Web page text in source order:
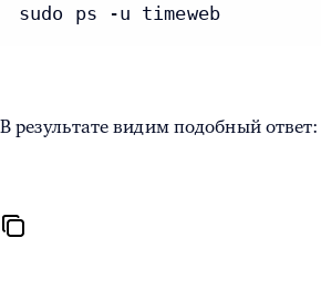
sudo ps -u timeweb
В результате видим подобный ответ: